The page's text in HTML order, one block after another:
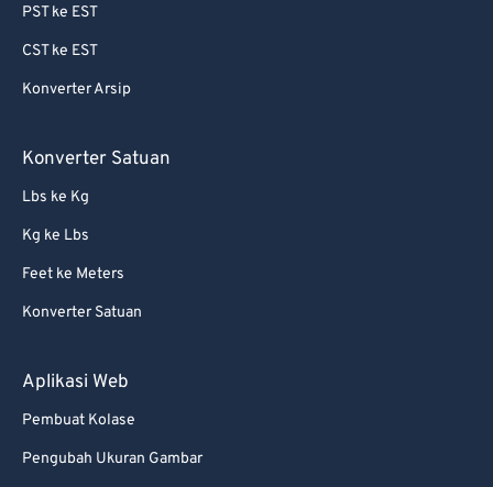
PST ke EST
CST ke EST
Konverter Arsip
Konverter Satuan
Lbs ke Kg
Kg ke Lbs
Feet ke Meters
Konverter Satuan
Aplikasi Web
Pembuat Kolase
Pengubah Ukuran Gambar